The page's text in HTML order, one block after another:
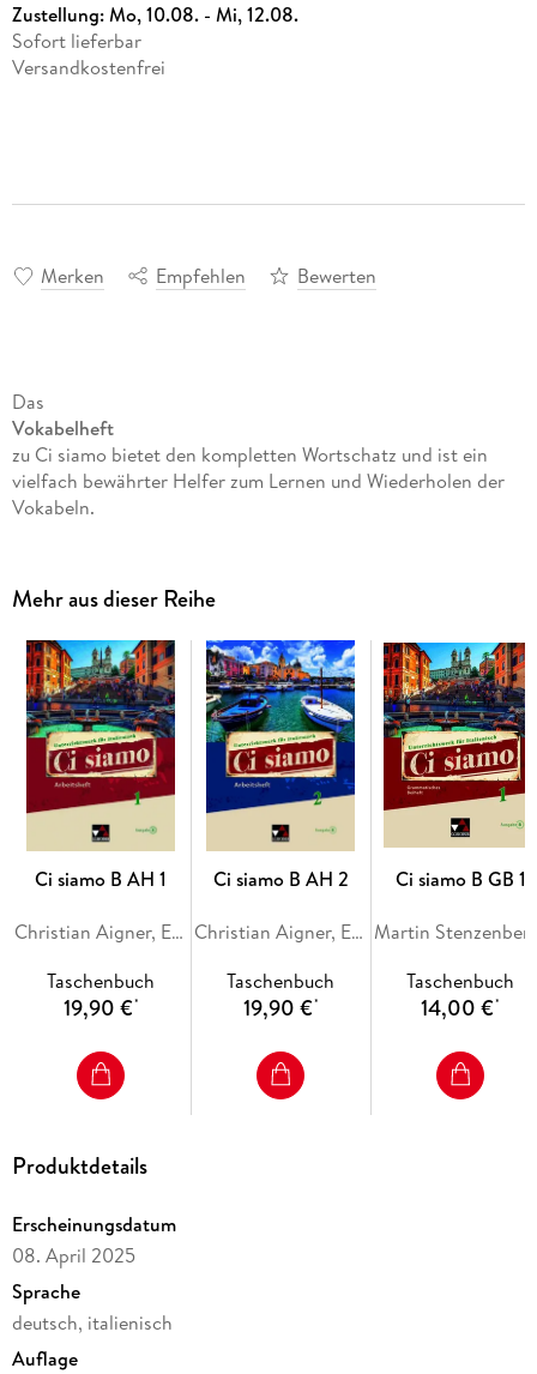
Zustellung:Mo, 10.08. - Mi, 12.08.
Sofort lieferbar
Versandkostenfrei
Merken Empfehlen Bewerten
Das
Vokabelheft
zu Ci siamo bietet den kompletten Wortschatz und ist ein
vielfach bewährter Helfer zum Lernen und Wiederholen der
Vokabeln.
Mehr aus dieser Reihe
Ci siamo B AH 1
Christian Aigner, Elisabeth Aigner, Alessandra Bianchi, Donatella Brogelli-Hafer, Maria-Lucia Di Miceli
Taschenbuch
19,90 €*
Ci siamo B AH 2
Christian Aigner, Elisabeth Aigner, Paola Bernabei, Alessandra Bianchi, Maria-Lucia Di Miceli
Taschenbuch
19,90 €*
Ci siamo B GB 1
Taschenbuch
14,00 €*
Produktdetails
Erscheinungsdatum
08. April 2025
Sprache
deutsch, italienisch
Auflage